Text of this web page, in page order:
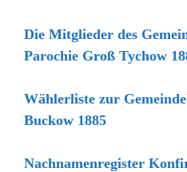
Die Mitglieder des
Parochie Groß Tychow
Wählerliste zur
Buckow 1885
Nachnamenregister